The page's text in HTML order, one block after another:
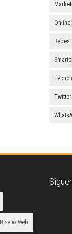
Online
Redes
Twitter
Diseño Web